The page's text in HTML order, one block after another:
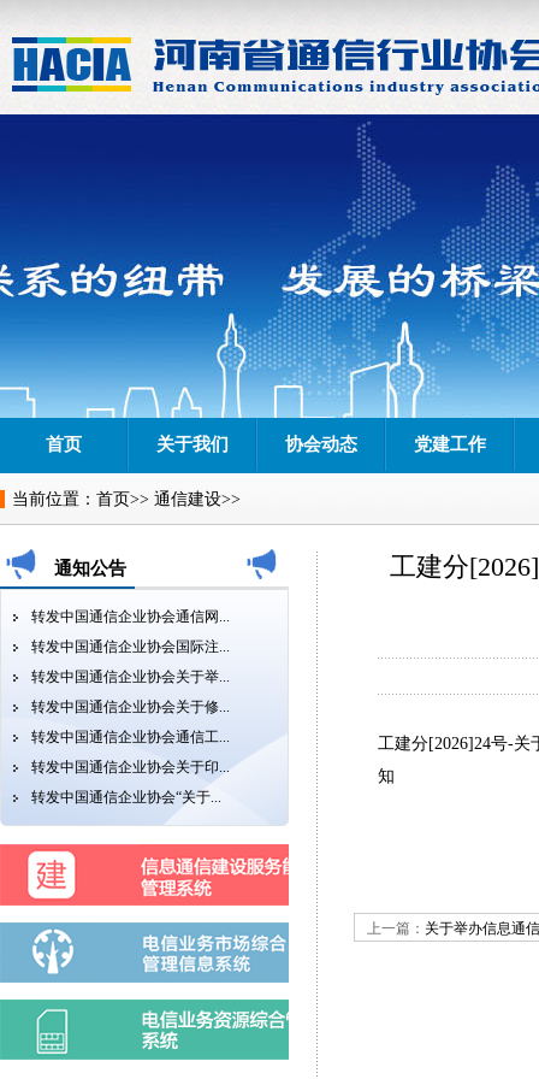
首页 关于我们 协会动态 党建工作
当前位置： 首页>> 通信建设>>
工建分
工建分[2026]24号-关
知
上一篇： 关于举办信息通
通知公告
转发中国通信企业协会通信网...
转发中国通信企业协会国际注...
转发中国通信企业协会关于举...
转发中国通信企业协会关于修...
转发中国通信企业协会通信工...
转发中国通信企业协会关于印...
转发中国通信企业协会“关于...